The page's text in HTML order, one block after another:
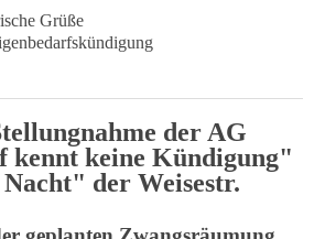
Grüße
der AG
kennt keine Kündigung"
der Weisestr.